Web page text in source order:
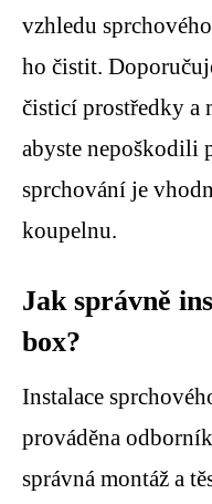
vzhledu
ho čistit.
čisticí prostředky a
abyste nepoškodili
sprchování je
koupelnu.
Jak správně
box?
Instalace
prováděna
správná montáž a